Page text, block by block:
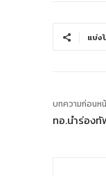
แบ่ง
บทความก่อนห
ทอ.นำร่อง